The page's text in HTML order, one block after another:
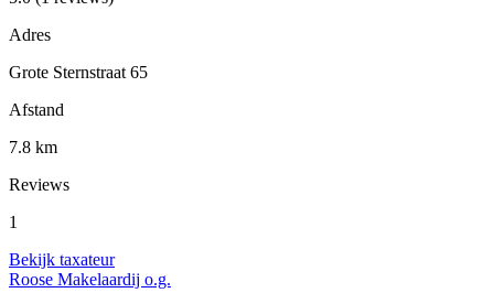
Adres
Grote Sternstraat 65
Afstand
7.8 km
Reviews
1
Bekijk taxateur
Roose Makelaardij o.g.